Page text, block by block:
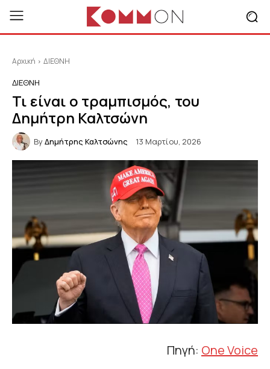
Αρχική ΔΙΕΘΝΗ
ΔΙΕΘΝΗ
Τι είναι ο τραμπισμός, του
Δημήτρη Καλτσώνη
ByΔημήτρης Καλτσώνης 13 Μαρτίου, 2026
Πηγή: One Voice